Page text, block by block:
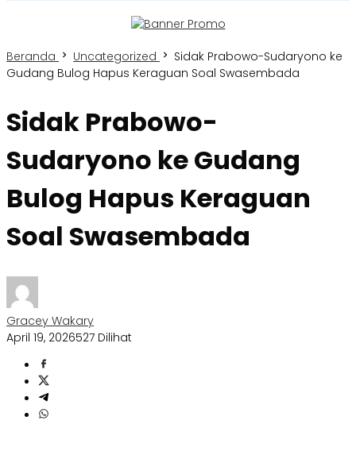
Beranda Uncategorized
Sidak Prabowo-Sudaryono ke
Gudang Bulog Hapus Keraguan Soal Swasembada
Sidak Prabowo-
Sudaryono ke Gudang
Bulog Hapus Keraguan
Soal Swasembada
Gracey Wakary
April 19, 2026527 Dilihat